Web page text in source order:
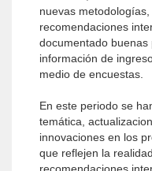
nuevas
recomendaciones
documentado
información de
medio de encuestas.
En este periodo se
temática,
innovaciones en los
que reflejen la